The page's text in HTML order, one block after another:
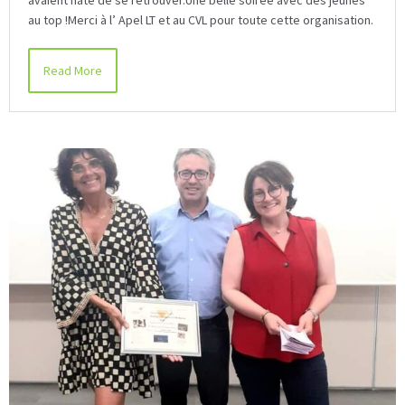
au top !Merci à l’ Apel LT et au CVL pour toute cette organisation.
Read More